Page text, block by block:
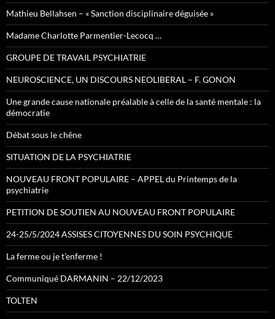
Mathieu Bellahsen – « Sanction disciplinaire déguisée »
Madame Charlotte Parmentier-Lecocq …
GROUPE DE TRAVAIL PSYCHIATRIE
NEUROSCIENCE, UN DISCOURS NEOLIBERAL – F. GONON
Une grande cause nationale préalable à celle de la santé mentale : la
démocratie
Débat sous le chêne
SITUATION DE LA PSYCHIATRIE
NOUVEAU FRONT POPULAIRE – APPEL du Printemps de la
psychiatrie
PETITION DE SOUTIEN AU NOUVEAU FRONT POPULAIRE
24-25/5/2024 ASSISES CITOYENNES DU SOIN PSYCHIQUE
La ferme ou je t’enferme !
Communiqué DARMANIN – 22/12/2023
TOLTEN